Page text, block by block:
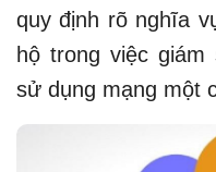
quy định rõ nghĩa
hộ trong việc
sử dụng mạng một